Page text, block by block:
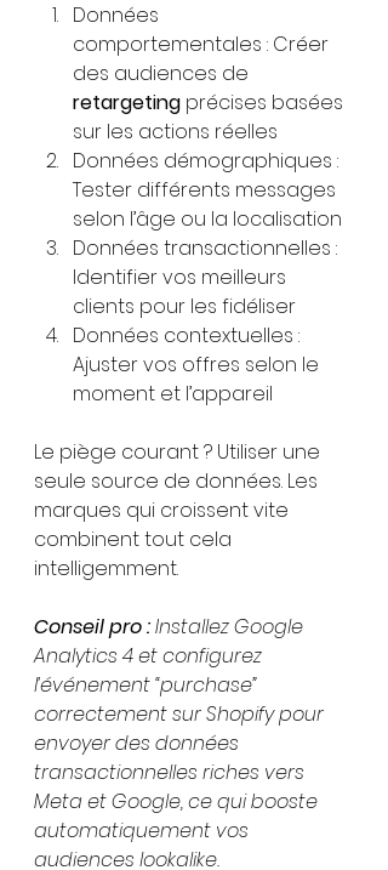
Données
comportementales : Créer
des audiences de
retargeting précises basées
sur les actions réelles
Données démographiques :
Tester différents messages
selon l’âge ou la localisation
Données transactionnelles :
Identifier vos meilleurs
clients pour les fidéliser
Données contextuelles :
Ajuster vos offres selon le
moment et l’appareil
Le piège courant ? Utiliser une
seule source de données. Les
marques qui croissent vite
combinent tout cela
intelligemment.
Conseil pro :Installez Google
Analytics 4 et configurez
l’événement “purchase”
correctement sur Shopify pour
envoyer des données
transactionnelles riches vers
Meta et Google, ce qui booste
automatiquement vos
audiences lookalike.